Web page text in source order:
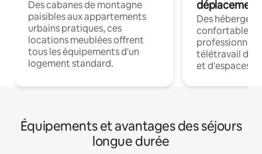
Des cabanes de montagne
paisibles aux appartements
urbains pratiques, ces
locations meublées offrent
tous les équipements d'un
logement standard.
déplacement
Des
confortables
professionnels
télétravail
et d'espaces
Équipements et avantages des séjours
longue durée